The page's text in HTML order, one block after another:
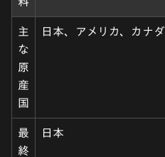
主
な
原
産
国
日本、アメリカ、カナダ
最
終
日本